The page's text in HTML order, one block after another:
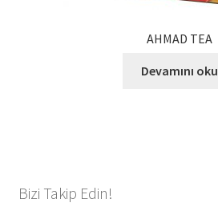
AHMAD TEA
Devamını oku
Bizi Takip Edin!